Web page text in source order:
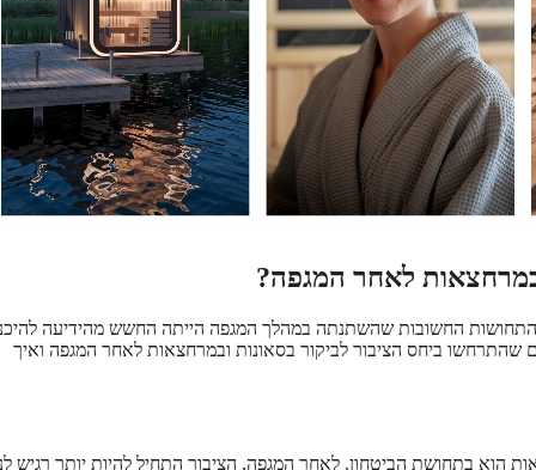
לאחר המגפה?
החשובות שהשתנתה במהלך המגפה הייתה החשש מהידיעה
שהתרחשו ביחס הציבור לביקור בסאונות ובמרחצאות לאחר המגפה ואיך
הוא בתחושת הביטחון. לאחר המגפה, הציבור התחיל להיות יותר רגיש